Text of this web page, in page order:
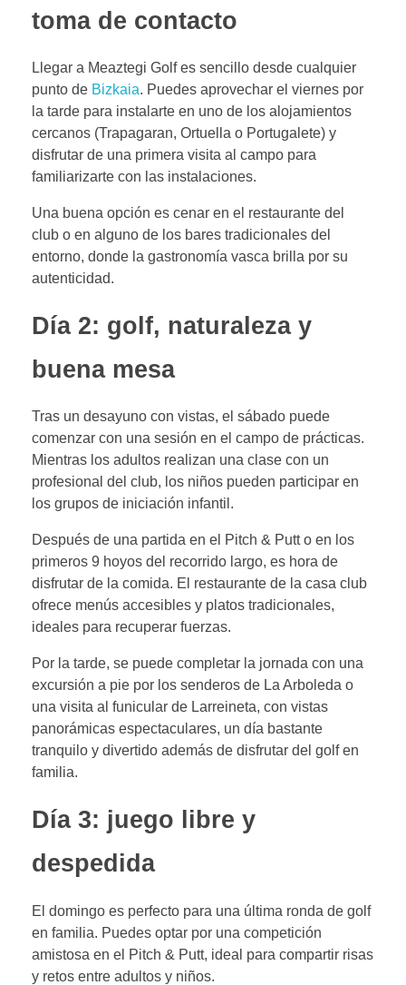
toma de contacto
Llegar a Meaztegi Golf es sencillo desde cualquier
punto de Bizkaia. Puedes aprovechar el viernes por
la tarde para instalarte en uno de los alojamientos
cercanos (Trapagaran, Ortuella o Portugalete) y
disfrutar de una primera visita al campo para
familiarizarte con las instalaciones.
Una buena opción es cenar en el restaurante del
club o en alguno de los bares tradicionales del
entorno, donde la gastronomía vasca brilla por su
autenticidad.
Día 2: golf, naturaleza y
buena mesa
Tras un desayuno con vistas, el sábado puede
comenzar con una sesión en el campo de prácticas.
Mientras los adultos realizan una clase con un
profesional del club, los niños pueden participar en
los grupos de iniciación infantil.
Después de una partida en el Pitch & Putt o en los
primeros 9 hoyos del recorrido largo, es hora de
disfrutar de la comida. El restaurante de la casa club
ofrece menús accesibles y platos tradicionales,
ideales para recuperar fuerzas.
Por la tarde, se puede completar la jornada con una
excursión a pie por los senderos de La Arboleda o
una visita al funicular de Larreineta, con vistas
panorámicas espectaculares, un día bastante
tranquilo y divertido además de disfrutar del golf en
familia.
Día 3: juego libre y
despedida
El domingo es perfecto para una última ronda de golf
en familia. Puedes optar por una competición
amistosa en el Pitch & Putt, ideal para compartir risas
y retos entre adultos y niños.